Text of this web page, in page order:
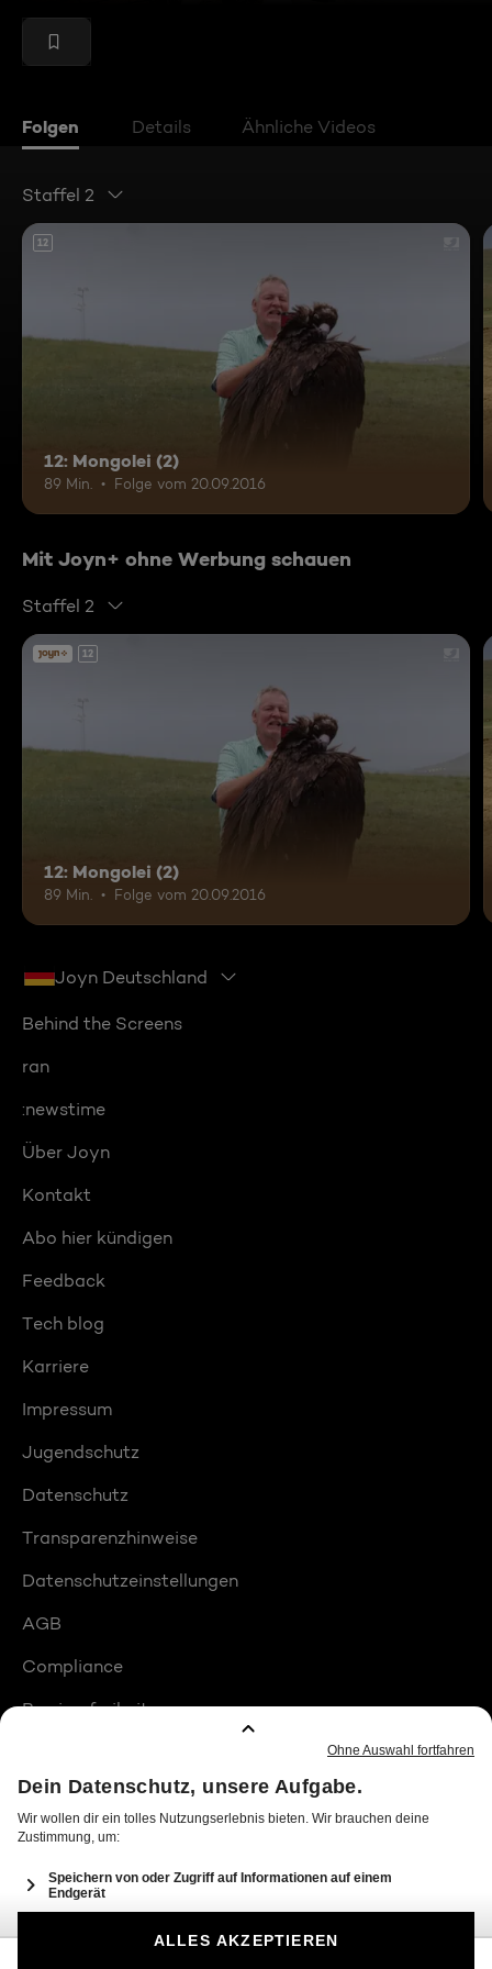
Folgen Details Ähnliche Videos
Staffel 2
12
12: Mongolei (2)
89 Min. Folge vom 20.09.2016
Mit Joyn+ ohne Werbung schauen
Staffel 2
12
12: Mongolei (2)
89 Min. Folge vom 20.09.2016
Joyn Deutschland
Behind the Screens
ran
:newstime
Über Joyn
Kontakt
Abo hier kündigen
Feedback
Tech blog
Karriere
Impressum
Jugendschutz
Datenschutz
Transparenzhinweise
Datenschutzeinstellungen
AGB
Compliance
Barrierefreiheit